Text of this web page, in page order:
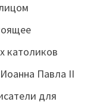
католиков
Павла II
для